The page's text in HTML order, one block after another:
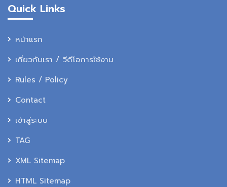
Quick Links
หน้าแรก
เกี่ยวกับเรา / วีดีโอการใช้งาน
Rules / Policy
Contact
เข้าสู่ระบบ
TAG
XML Sitemap
HTML Sitemap